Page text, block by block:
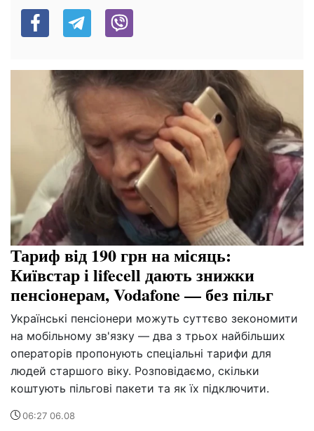
Тариф від 190 грн на місяць:
Київстар і lifecell дають знижки
пенсіонерам, Vodafone — без пільг
Українські пенсіонери можуть суттєво зекономити
на мобільному зв'язку — два з трьох найбільших
операторів пропонують спеціальні тарифи для
людей старшого віку. Розповідаємо, скільки
коштують пільгові пакети та як їх підключити.
06:27 06.08